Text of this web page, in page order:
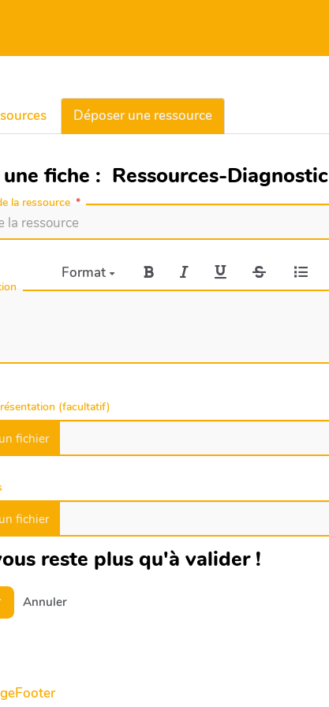
Déposer une ressource
fiche : Ressources-Diagnostic
la ressource
Format
(facultatif)
reste plus qu'à valider !
Annuler